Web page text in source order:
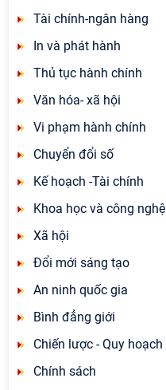
Tài chính-ngân hàng
In và phát hành
Thủ tục hành chính
Văn hóa- xã hội
Vi phạm hành chính
Chuyển đổi số
Kế hoạch -Tài chính
Khoa học và công nghệ
Xã hội
Đổi mới sáng tạo
An ninh quốc gia
Bình đẳng giới
Chiến lược - Quy hoạch
Chính sách